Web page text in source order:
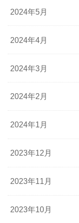
2024年5月
2024年4月
2024年3月
2024年2月
2024年1月
2023年12月
2023年11月
2023年10月